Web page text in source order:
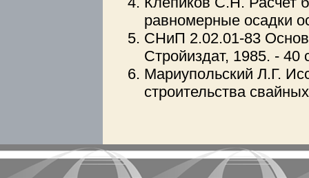
равномерные осадки
СНиП 2.02.01-83
Стройиздат, 1985. - 40
Мариупольский Л.Г.
строительства